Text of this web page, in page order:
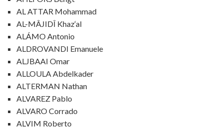
AL ATTAR Mohammad
AL-MÂJIDÎ Khaz‘al
ALÁMO Antonio
ALDROVANDI Emanuele
ALJBAAI Omar
ALLOULA Abdelkader
ALTERMAN Nathan
ALVAREZ Pablo
ALVARO Corrado
ALVIM Roberto